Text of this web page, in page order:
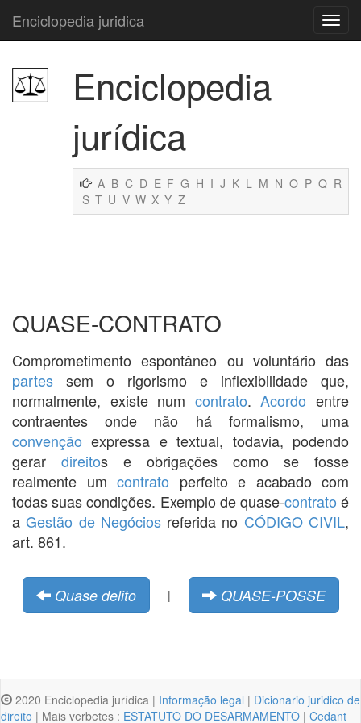
Enciclopedia juridica
Enciclopedia
jurídica
A B C D E F G H I J K L M N O P Q R
S T U V W X Y Z
QUASE-CONTRATO
Comprometimento espontâneo ou voluntário das
partes sem o rigorismo e inflexibilidade que,
normalmente, existe num contrato.Acordo entre
contraentes onde não há formalismo, uma
convenção expressa e textual, todavia, podendo
gerar direitos e obrigações como se fosse
realmente um contrato perfeito e acabado com
todas suas condições. Exemplo de quase-contrato é
aGestão de Negóciosreferida no CÓDIGO CIVIL,
art. 861.
Quase delito | QUASE-POSSE
2020 Enciclopedia jurídica | Informação legal | Dicionario juridico de
direito | Mais verbetes : ESTATUTO DO DESARMAMENTO | Cedant